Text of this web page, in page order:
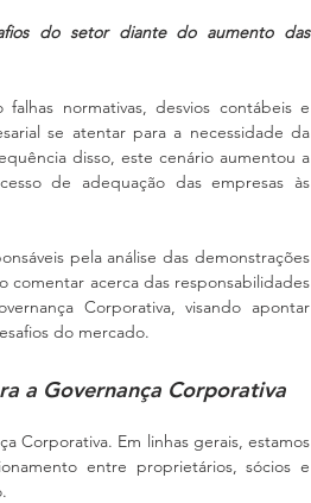
do setor diante do aumento das
normativas, desvios contábeis e
se atentar para a necessidade da
disso, este cenário aumentou a
de adequação das empresas às
pela análise das demonstrações
acerca das responsabilidades
Corporativa, visando apontar
do mercado.
a Governança Corporativa
Corporativa. Em linhas gerais, estamos
entre proprietários, sócios e